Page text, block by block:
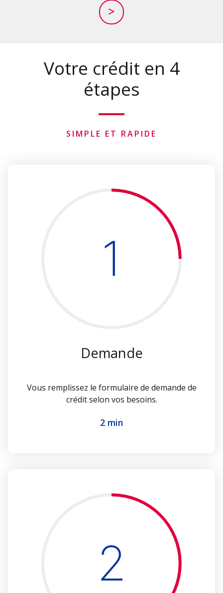
>
Votre crédit en 4
étapes
SIMPLE ET RAPIDE
1
Demande
Vous remplissez le formulaire de demande de
crédit selon vos besoins.
2 min
2